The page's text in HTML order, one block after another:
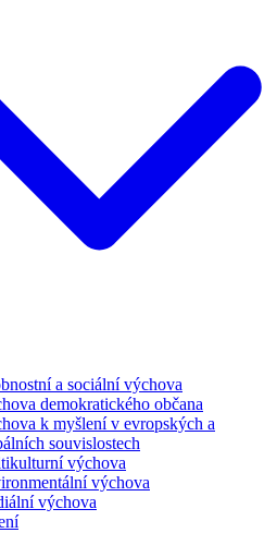
a sociální výchova
demokratického občana
k myšlení v evropských a
souvislostech
výchova
výchova
výchova